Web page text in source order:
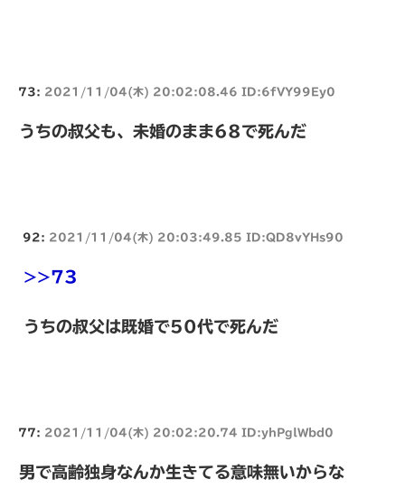
73: 2021/11/04(木) 20:02:08.46 ID:6fVY99Ey0
うちの叔父も、未婚のまま68で死んだ
92: 2021/11/04(木) 20:03:49.85 ID:QD8vYHs90
>>73
うちの叔父は既婚で50代で死んだ
77: 2021/11/04(木) 20:02:20.74 ID:yhPglWbd0
男で高齢独身なんか生きてる意味無いからな